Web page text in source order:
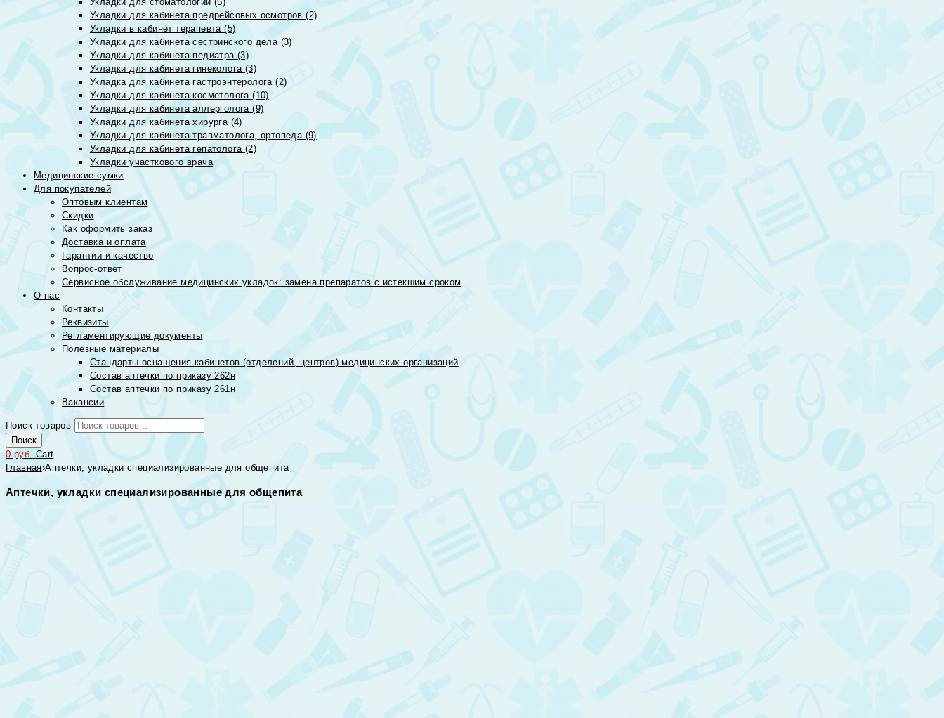
Укладки для кабинета предрейсовых осмотров (2)
Укладки в кабинет терапевта (5)
Укладки для кабинета сестринского дела (3)
Укладки для кабинета педиатра (3)
Укладки для кабинета гинеколога (3)
Укладка для кабинета гастроэнтеролога (2)
Укладки для кабинета косметолога (10)
Укладки для кабинета аллерголога (9)
Укладки для кабинета хирурга (4)
Укладки для кабинета травматолога, ортопеда (9)
Укладки для кабинета гепатолога (2)
Укладки участкового врача
Медицинские сумки
Для покупателей
Оптовым клиентам
Скидки
Как оформить заказ
Доставка и оплата
Гарантии и качество
Вопрос-ответ
Сервисное обслуживание медицинских укладок: замена препаратов с истекшим сроком
О нас
Контакты
Реквизиты
Регламентирующие документы
Полезные материалы
Стандарты оснащения кабинетов (отделений, центров) медицинских организаций
Состав аптечки по приказу 262н
Состав аптечки по приказу 261н
Вакансии
Поиск товаров
Поиск
0руб. Cart
Главная›Аптечки, укладки специализированные для общепита
Аптечки, укладки специализированные для общепита